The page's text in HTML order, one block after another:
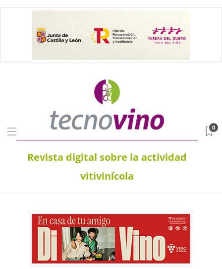
Revista digital sobre la actividad
vitivinícola
0